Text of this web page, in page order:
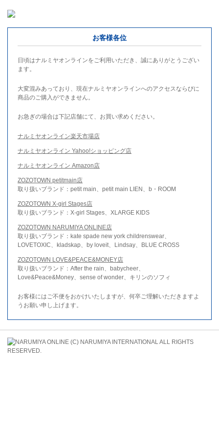
お客様各位
日頃はナルミヤオンラインをご利用いただき、誠にありがとうござい
ます。
大変混みあっており、現在ナルミヤオンラインへのアクセスならびに
商品のご購入ができません。
お急ぎの場合は下記店舗にて、お買い求めください。
ナルミヤオンライン楽天市場店
ナルミヤオンライン Yahoo!ショッピング店
ナルミヤオンライン Amazon店
ZOZOTOWN petitmain店
取り扱いブランド：petit main、petit main LIEN、b・ROOM
ZOZOTOWN X-girl Stages店
取り扱いブランド：X-girl Stages、XLARGE KIDS
ZOZOTOWN NARUMIYA ONLINE店
取り扱いブランド：kate spade new york childrenswear、
LOVETOXIC、kladskap、by loveit、Lindsay、BLUE CROSS
ZOZOTOWN LOVE&PEACE&MONEY店
取り扱いブランド：After the rain、babycheer、
Love&Peace&Money、sense of wonder、キリンのソフィ
お客様にはご不便をおかけいたしますが、何卒ご理解いただきますよ
うお願い申し上げます。